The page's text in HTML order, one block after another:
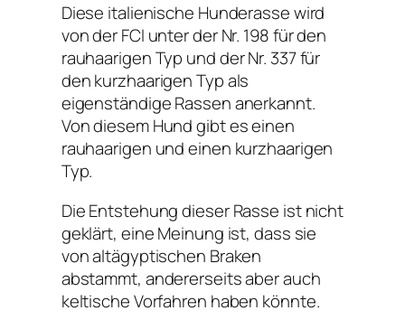
Diese italienische Hunderasse wird
von der FCI unter der Nr. 198 für den
rauhaarigen Typ und der Nr. 337 für
den kurzhaarigen Typ als
eigenständige Rassen anerkannt.
Von diesem Hund gibt es einen
rauhaarigen und einen kurzhaarigen
Typ.
Die Entstehung dieser Rasse ist nicht
geklärt, eine Meinung ist, dass sie
von altägyptischen Braken
abstammt, andererseits aber auch
keltische Vorfahren haben könnte.